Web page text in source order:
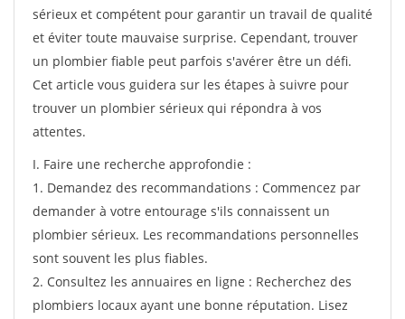
sérieux et compétent pour garantir un travail de qualité
et éviter toute mauvaise surprise. Cependant, trouver
un plombier fiable peut parfois s'avérer être un défi.
Cet article vous guidera sur les étapes à suivre pour
trouver un plombier sérieux qui répondra à vos
attentes.
I. Faire une recherche approfondie :
1. Demandez des recommandations : Commencez par
demander à votre entourage s'ils connaissent un
plombier sérieux. Les recommandations personnelles
sont souvent les plus fiables.
2. Consultez les annuaires en ligne : Recherchez des
plombiers locaux ayant une bonne réputation. Lisez